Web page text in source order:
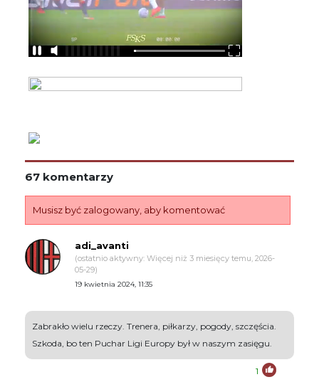
67 komentarzy
Musisz być zalogowany, aby komentować
adi_avanti
(ostatnio aktywny: Więcej niż 3 miesięcy temu, 2026-
05-29)
19 kwietnia 2024, 11:35
Zabrakło wielu rzeczy. Trenera, piłkarzy, pogody, szczęścia.
Szkoda, bo ten Puchar Ligi Europy był w naszym zasięgu.
1